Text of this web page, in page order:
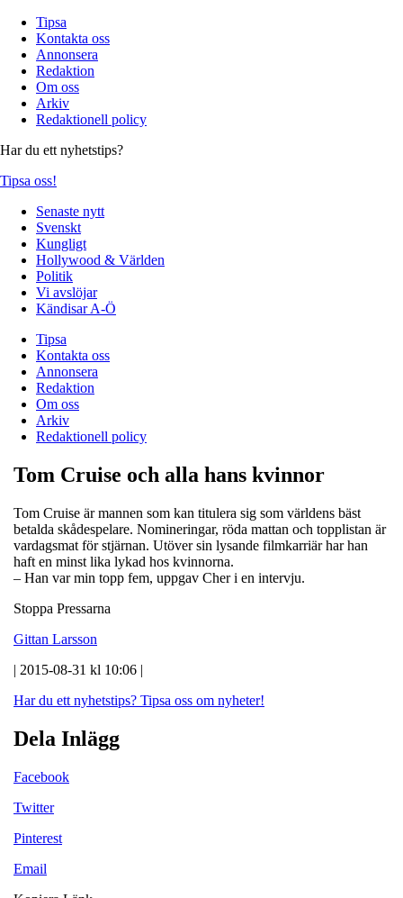
Tipsa
Kontakta oss
Annonsera
Redaktion
Om oss
Arkiv
Redaktionell policy
Har du ett nyhetstips?
Tipsa oss!
Senaste nytt
Svenskt
Kungligt
Hollywood & Världen
Politik
Vi avslöjar
Kändisar A-Ö
Tipsa
Kontakta oss
Annonsera
Redaktion
Om oss
Arkiv
Redaktionell policy
Tom Cruise och alla hans kvinnor
Tom Cruise är mannen som kan titulera sig som världens bäst
betalda skådespelare. Nomineringar, röda mattan och topplistan är
vardagsmat för stjärnan. Utöver sin lysande filmkarriär har han
haft en minst lika lykad hos kvinnorna.
– Han var min topp fem, uppgav Cher i en intervju.
Stoppa Pressarna
Gittan Larsson
| 2015-08-31 kl 10:06 |
Har du ett nyhetstips? Tipsa oss om nyheter!
Dela Inlägg
Facebook
Twitter
Pinterest
Email